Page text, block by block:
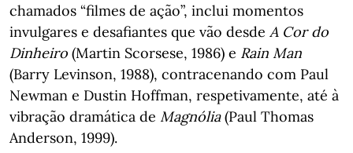
chamados “filmes de ação”, inclui momentos
invulgares e desafiantes que vão desde A Cor do
Dinheiro (Martin Scorsese, 1986) e Rain Man
(Barry Levinson, 1988), contracenando com Paul
Newman e Dustin Hoffman, respetivamente, até à
vibração dramática de Magnólia(Paul Thomas
Anderson, 1999).